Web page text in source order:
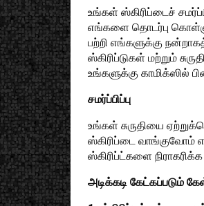
உங்கள் ஸ்கிரிப்டைச்
எங்களை தொடர்பு
பற்றி எங்களுக்கு
ஸ்கிரிப்டுகள் மற்றும்
உங்களுக்கு காமிக்ஸில்
சமர்ப்பிப்பு
உங்கள் சுருதியை
ஸ்கிரிப்டை வாங்குவோம்
ஸ்கிரிப்ட்களை நிராகரிக்க
அடிக்கடி கேட்கப்படும்